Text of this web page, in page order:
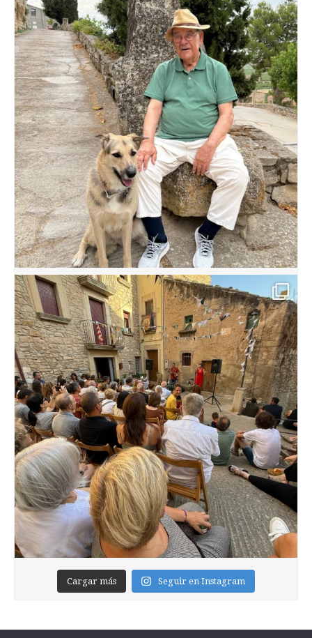
Cargar más Seguir en Instagram